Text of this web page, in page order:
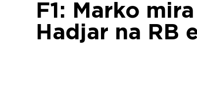
F1: Marko
Hadjar na RB